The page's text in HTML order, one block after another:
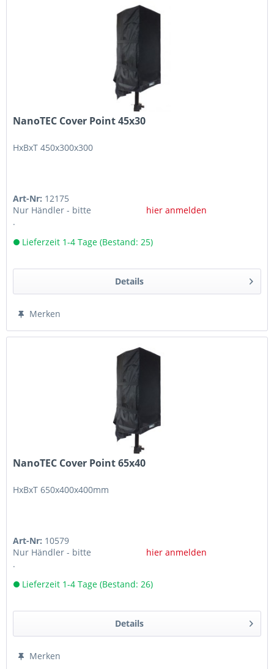
NanoTEC Cover Point 45x30
HxBxT 450x300x300
Art-Nr: 12175
Nur Händler - bitte
hier anmelden
.
Lieferzeit 1-4 Tage (Bestand: 25)
Details
Merken
NanoTEC Cover Point 65x40
HxBxT 650x400x400mm
Art-Nr: 10579
Nur Händler - bitte
hier anmelden
.
Lieferzeit 1-4 Tage (Bestand: 26)
Details
Merken